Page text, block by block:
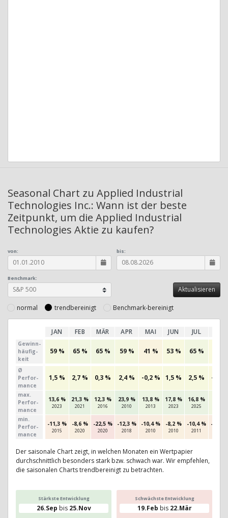
Seasonal Chart zu Applied Industrial
Technologies Inc.: Wann ist der beste
Zeitpunkt, um die Applied Industrial
Technologies Aktie zu kaufen?
Benchmark:
von: bis:
normal trendbereinigt Benchmark-bereinigt
JAN FEB MÄR APR MAI JUN JUL
Gewinn­
häufig­
keit
59 % 65 % 65 % 59 % 41 % 53 % 65 %
Ø
Perfor­
mance
1,5 % 2,7 % 0,3 % 2,4 % -0,2 % 1,5 % 2,5 % -0,4
max.
Per­for­
mance
13,6 %
2023
21,3 %
2021
12,3 %
2016
23,9 %
2010
13,8 %
2013
17,8 %
2023
16,8 %
2025
min.
Per­for­
mance
-11,3 %
2015
-8,6 %
2020
-22,5 %
2020
-12,3 %
2018
-10,4 %
2010
-8,2 %
2010
-10,4 %
2011
-12,2
Der saisonale Chart zeigt, in welchen Monaten ein Wertpapier
durchschnittlich besonders stark bzw. schwach war. Wir empfehlen,
die saisonalen Charts trendbereinigt zu betrachten.
Stärkste Entwicklung
26.Sep bis 25.Nov
Schwächste Entwicklung
19.Feb bis 22.Mär